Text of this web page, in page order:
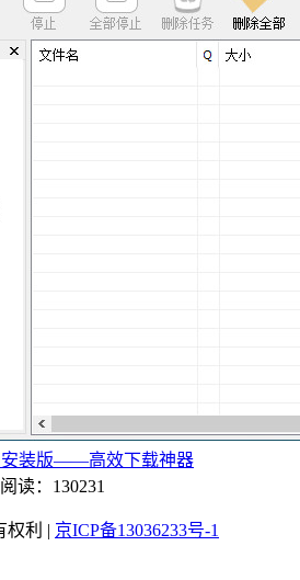
安装版——高效下载神器
阅读：130231
权利 | 京ICP备13036233号-1